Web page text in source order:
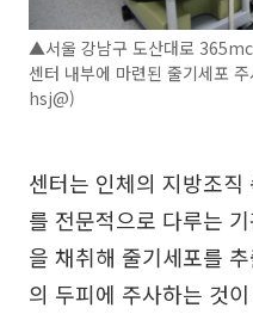
▲서울 강남구 도산대로
센터 내부에 마련된 줄기세포
hsj@)
센터는 인체의 지방조
를 전문적으로 다루는
을 채취해 줄기세포를
의 두피에 주사하는 것